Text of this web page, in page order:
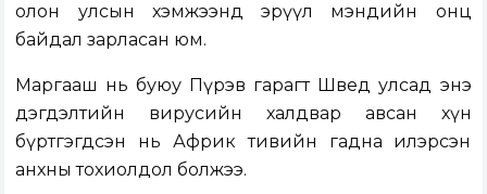
олон улсын хэмжээнд эрүүл мэндийн онц
байдал зарласан юм.
Маргааш нь буюу Пүрэв гарагт Швед улсад энэ
дэгдэлтийн вирусийн халдвар авсан хүн
бүртгэгдсэн нь Африк тивийн гадна илэрсэн
анхны тохиолдол болжээ.